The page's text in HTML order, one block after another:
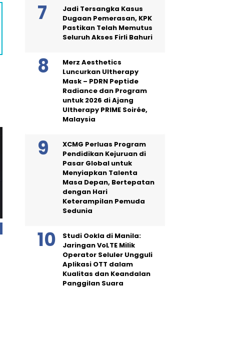
Jadi Tersangka Kasus
Dugaan Pemerasan, KPK
Pastikan Telah Memutus
Seluruh Akses Firli Bahuri
Merz Aesthetics
Luncurkan Ultherapy
Mask – PDRN Peptide
Radiance dan Program
untuk 2026 di Ajang
Ultherapy PRIME Soirée,
Malaysia
XCMG Perluas Program
Pendidikan Kejuruan di
Pasar Global untuk
Menyiapkan Talenta
Masa Depan, Bertepatan
dengan Hari
Keterampilan Pemuda
Sedunia
Studi Ookla di Manila:
Jaringan VoLTE Milik
Operator Seluler Ungguli
Aplikasi OTT dalam
Kualitas dan Keandalan
Panggilan Suara